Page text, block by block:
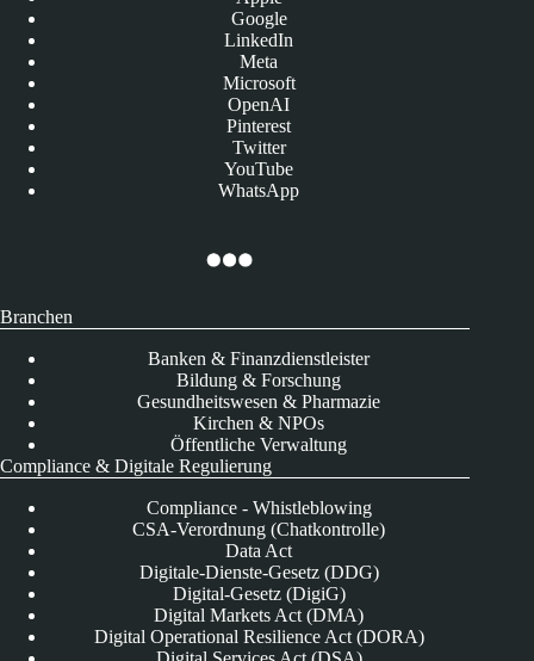
Google
LinkedIn
Meta
Microsoft
OpenAI
Pinterest
Twitter
YouTube
WhatsApp
Branchen
Banken & Finanzdienstleister
Bildung & Forschung
Gesundheitswesen & Pharmazie
Kirchen & NPOs
Öffentliche Verwaltung
Compliance & Digitale Regulierung
Compliance - Whistleblowing
CSA-Verordnung (Chatkontrolle)
Data Act
Digitale-Dienste-Gesetz (DDG)
Digital-Gesetz (DigiG)
Digital Markets Act (DMA)
Digital Operational Resilience Act (DORA)